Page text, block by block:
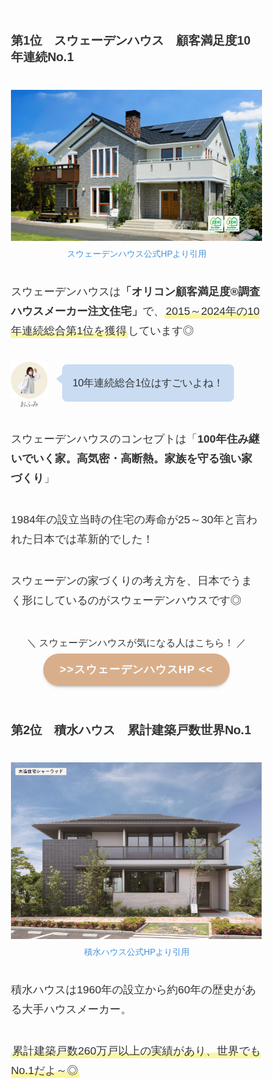
第1位 スウェーデンハウス 顧客満足度10
年連続No.1
スウェーデンハウス公式HPより引用
スウェーデンハウスは 「オリコン顧客満足度®調査
ハウスメーカー注文住宅」 で、 2015～2024年の10
年連続総合第1位を獲得しています◎
おふみ
10年連続総合1位はすごいよね！
スウェーデンハウスのコンセプトは「 100年住み継
いでいく家。高気密・高断熱。家族を守る強い家
づくり 」
1984年の設立当時の住宅の寿命が25～30年と言わ
れた日本では革新的でした！
スウェーデンの家づくりの考え方を、日本でうま
く形にしているのがスウェーデンハウスです◎
＼ スウェーデンハウスが気になる人はこちら！ ／
>>スウェーデンハウスHP <<
第2位 積水ハウス 累計建築戸数世界No.1
積水ハウス公式HPより引用
積水ハウスは1960年の設立から約60年の歴史があ
る大手ハウスメーカー。
累計建築戸数260万戸以上の実績があり、世界でも
No.1だよ～◎